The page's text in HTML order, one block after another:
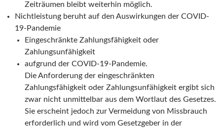
Zeiträumen bleibt weiterhin möglich.
Nichtleistung beruht auf den Auswirkungen der COVID-
19-Pandemie
Eingeschränkte Zahlungsfähigkeit oder
Zahlungsunfähigkeit
aufgrund der COVID-19-Pandemie.
Die Anforderung der eingeschränkten
Zahlungsfähigkeit oder Zahlungsunfähigkeit ergibt sich
zwar nicht unmittelbar aus dem Wortlaut des Gesetzes.
Sie erscheint jedoch zur Vermeidung von Missbrauch
erforderlich und wird vom Gesetzgeber in der